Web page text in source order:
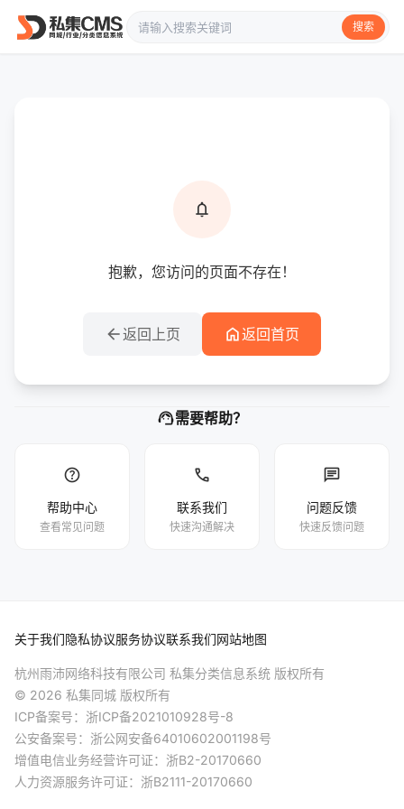
搜索
notifications
抱歉，您访问的页面不存在！
arrow_back返回上页 home返回首页
support_agent需要帮助？
help
帮助中心
查看常见问题
phone
联系我们
快速沟通解决
chat
问题反馈
快速反馈问题
关于我们隐私协议服务协议联系我们网站地图
杭州雨沛网络科技有限公司 私集分类信息系统 版权所有
© 2026 私集同城 版权所有
ICP备案号： 浙ICP备2021010928号-8
公安备案号： 浙公网安备64010602001198号
增值电信业务经营许可证：浙B2-20170660
人力资源服务许可证：浙B2111-20170660